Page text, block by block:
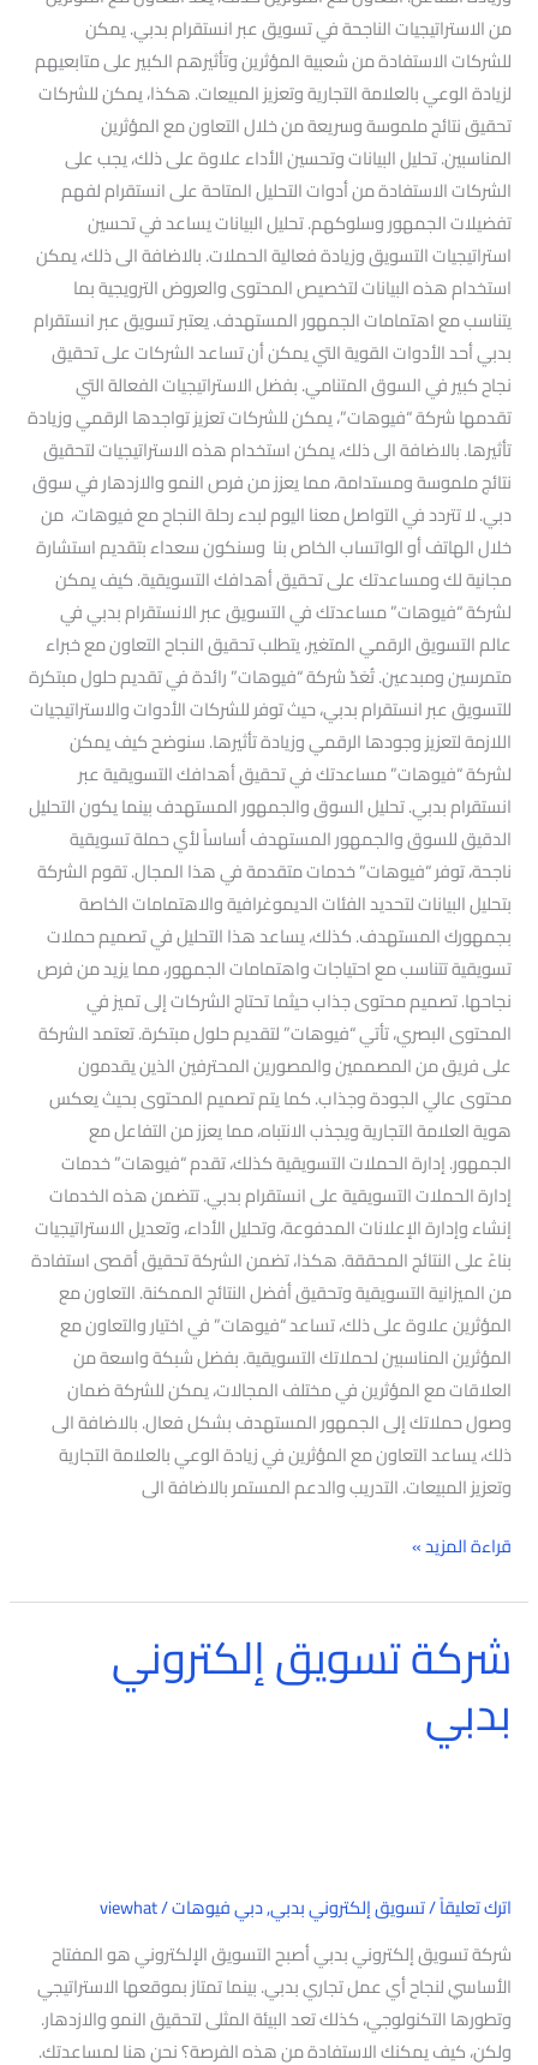
من الاستراتيجيات الناجحة في تسويق عبر انستقرام بدبي. يمكن
للشركات الاستفادة من شعبية المؤثرين وتأثيرهم الكبير على متابعيهم
لزيادة الوعي بالعلامة التجارية وتعزيز المبيعات. هكذا، يمكن للشركات
تحقيق نتائج ملموسة وسريعة من خلال التعاون مع المؤثرين
المناسبين. تحليل البيانات وتحسين الأداء علاوة على ذلك، يجب على
الشركات الاستفادة من أدوات التحليل المتاحة على انستقرام لفهم
تفضيلات الجمهور وسلوكهم. تحليل البيانات يساعد في تحسين
استراتيجيات التسويق وزيادة فعالية الحملات. بالاضافة الى ذلك، يمكن
استخدام هذه البيانات لتخصيص المحتوى والعروض الترويجية بما
يتناسب مع اهتمامات الجمهور المستهدف. يعتبر تسويق عبر انستقرام
بدبي أحد الأدوات القوية التي يمكن أن تساعد الشركات على تحقيق
نجاح كبير في السوق المتنامي. بفضل الاستراتيجيات الفعالة التي
تقدمها شركة “فيوهات”، يمكن للشركات تعزيز تواجدها الرقمي وزيادة
تأثيرها. بالاضافة الى ذلك، يمكن استخدام هذه الاستراتيجيات لتحقيق
نتائج ملموسة ومستدامة، مما يعزز من فرص النمو والازدهار في سوق
دبي. لا تتردد في التواصل معنا اليوم لبدء رحلة النجاح مع فيوهات، من
خلال الهاتف أو الواتساب الخاص بنا وسنكون سعداء بتقديم استشارة
مجانية لك ومساعدتك على تحقيق أهدافك التسويقية. كيف يمكن
لشركة “فيوهات” مساعدتك في التسويق عبر الانستقرام بدبي في
عالم التسويق الرقمي المتغير، يتطلب تحقيق النجاح التعاون مع خبراء
متمرسين ومبدعين. تُعَدّ شركة “فيوهات” رائدة في تقديم حلول مبتكرة
للتسويق عبر انستقرام بدبي، حيث توفر للشركات الأدوات والاستراتيجيات
اللازمة لتعزيز وجودها الرقمي وزيادة تأثيرها. سنوضح كيف يمكن
لشركة “فيوهات” مساعدتك في تحقيق أهدافك التسويقية عبر
انستقرام بدبي. تحليل السوق والجمهور المستهدف بينما يكون التحليل
الدقيق للسوق والجمهور المستهدف أساساً لأي حملة تسويقية
ناجحة، توفر “فيوهات” خدمات متقدمة في هذا المجال. تقوم الشركة
بتحليل البيانات لتحديد الفئات الديموغرافية والاهتمامات الخاصة
بجمهورك المستهدف. كذلك، يساعد هذا التحليل في تصميم حملات
تسويقية تتناسب مع احتياجات واهتمامات الجمهور، مما يزيد من فرص
نجاحها. تصميم محتوى جذاب حيثما تحتاج الشركات إلى تميز في
المحتوى البصري، تأتي “فيوهات” لتقديم حلول مبتكرة. تعتمد الشركة
على فريق من المصممين والمصورين المحترفين الذين يقدمون
محتوى عالي الجودة وجذاب. كما يتم تصميم المحتوى بحيث يعكس
هوية العلامة التجارية ويجذب الانتباه، مما يعزز من التفاعل مع
الجمهور. إدارة الحملات التسويقية كذلك، تقدم “فيوهات” خدمات
إدارة الحملات التسويقية على انستقرام بدبي. تتضمن هذه الخدمات
إنشاء وإدارة الإعلانات المدفوعة، وتحليل الأداء، وتعديل الاستراتيجيات
بناءً على النتائج المحققة. هكذا، تضمن الشركة تحقيق أقصى استفادة
من الميزانية التسويقية وتحقيق أفضل النتائج الممكنة. التعاون مع
المؤثرين علاوة على ذلك، تساعد “فيوهات” في اختيار والتعاون مع
المؤثرين المناسبين لحملاتك التسويقية. بفضل شبكة واسعة من
العلاقات مع المؤثرين في مختلف المجالات، يمكن للشركة ضمان
وصول حملاتك إلى الجمهور المستهدف بشكل فعال. بالاضافة الى
ذلك، يساعد التعاون مع المؤثرين في زيادة الوعي بالعلامة التجارية
وتعزيز المبيعات. التدريب والدعم المستمر بالاضافة الى
قراءة المزيد »
شركة تسويق إلكتروني
بدبي
اترك تعليقاً/تسويق إلكتروني بدبي,دبي فيوهات/
viewhat
شركة تسويق إلكتروني بدبي أصبح التسويق الإلكتروني هو المفتاح
الأساسي لنجاح أي عمل تجاري بدبي. بينما تمتاز بموقعها الاستراتيجي
وتطورها التكنولوجي، كذلك تعد البيئة المثلى لتحقيق النمو والازدهار.
ولكن، كيف يمكنك الاستفادة من هذه الفرصة؟ نحن هنا لمساعدتك.
شركة
تسويق
إلكتروني
بدبي